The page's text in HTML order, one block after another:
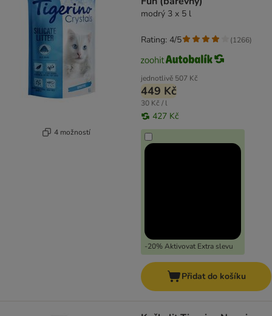
4 možností
modrý 3 x 5 l
jednotlivě 507 Kč
449 Kč
30 Kč / l
427 Kč
-20% Aktivovat Extra slevu
Rating: 4/5 (1266)
Přidat do košíku